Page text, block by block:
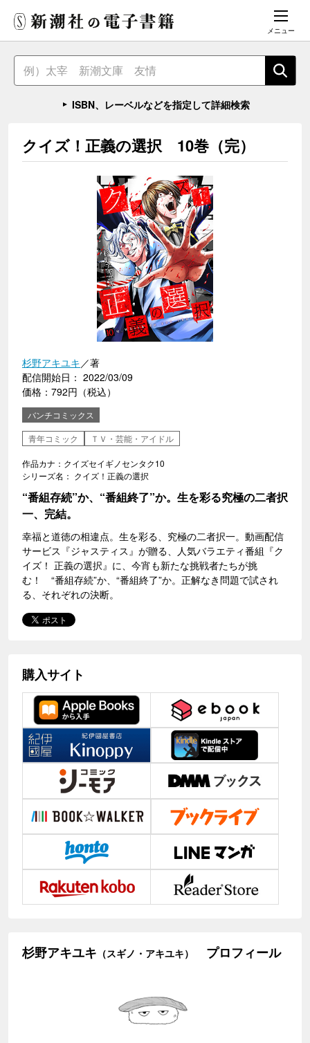
メニュー
ISBN、レーベルなどを指定して詳細検索
クイズ！正義の選択 10巻（完）
杉野アキユキ／著
配信開始日： 2022/03/09
価格：792円（税込）
バンチコミックス
青年コミック
ＴＶ・芸能・アイドル
作品カナ：クイズセイギノセンタク10
シリーズ名： クイズ！正義の選択
“番組存続”か、“番組終了”か。生を彩る究極の二者択
一、完結。
幸福と道徳の相違点。生を彩る、究極の二者択一。動画配信
サービス『ジャスティス』が贈る、人気バラエティ番組『ク
イズ！ 正義の選択』に、今宵も新たな挑戦者たちが挑
む！ “番組存続”か、“番組終了”か。正解なき問題で試され
る、それぞれの決断。
購入サイト
杉野アキユキ （スギノ・アキユキ） プロフィール